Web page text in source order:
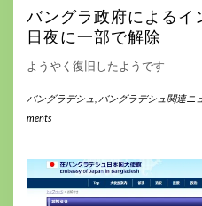
バングラ政府による
日夜に一部で解除
ようやく復旧したようです
バングラデシュ バングラデシュ関連ニ
ments